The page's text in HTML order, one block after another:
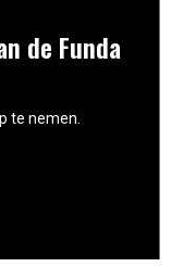
de Funda
te nemen.